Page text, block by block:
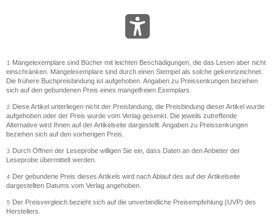
1 Mängelexemplare sind Bücher mit leichten Beschädigungen, die das Lesen aber nicht
einschränken. Mängelexemplare sind durch einen Stempel als solche gekennzeichnet.
Die frühere Buchpreisbindung ist aufgehoben. Angaben zu Preissenkungen beziehen
sich auf den gebundenen Preis eines mangelfreien Exemplars.
2
Diese Artikel unterliegen nicht der Preisbindung, die Preisbindung dieser Artikel wurde
aufgehoben oder der Preis wurde vom Verlag gesenkt. Die jeweils zutreffende
Alternative wird Ihnen auf der Artikelseite dargestellt. Angaben zu Preissenkungen
beziehen sich auf den vorherigen Preis.
3
Durch Öffnen der Leseprobe willigen Sie ein, dass Daten an den Anbieter der
Leseprobe übermittelt werden.
4
Der gebundene Preis dieses Artikels wird nach Ablauf des auf der Artikelseite
dargestellten Datums vom Verlag angehoben.
5
Der Preisvergleich bezieht sich auf die unverbindliche Preisempfehlung (UVP) des
Herstellers.